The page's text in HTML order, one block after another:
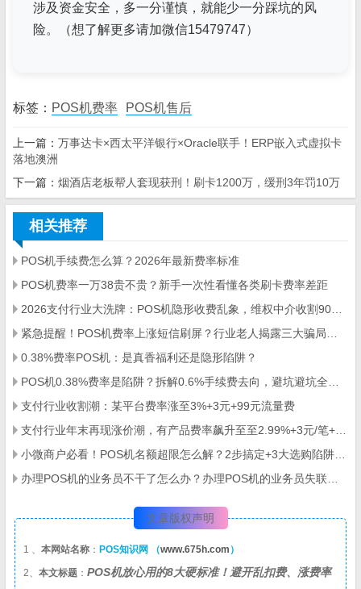
涉及资金安全，多一分谨慎，就能少一分踩坑的风
险。（想了解更多请加微信15479747）
标签： POS机费率 POS机售后
上一篇： 万事达卡×西太平洋银行×Oracle联手！ERP嵌入式虚拟卡
落地澳洲
下一篇： ​烟酒店老板帮人套现获刑！刷卡1200万，缓刑3年罚10万
相关推荐
POS机手续费怎么算？2026年最新费率标准
POS机费率一万38贵不贵？新手一次性看懂各类刷卡费率差距
0.38%费率POS机：是真香福利还是隐形陷阱？
支付行业收割潮：某平台费率涨至3%+3元+99元流量费
文章版权声明
1 、 本网站名称 ： POS知识网 （www.675h.com ）
2、 本文标题 ： POS机放心用的8大硬标准！避开乱扣费、涨费率